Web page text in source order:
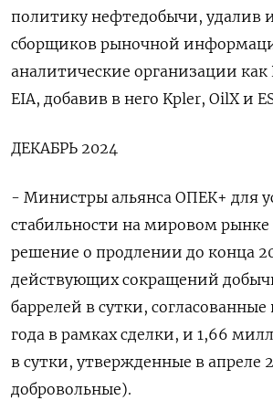
политику нефтедобычи, удалив
сборщиков рыночной
аналитические организации как
EIA, добавив в него Kpler, OilX и
ДЕКАБРЬ 2024
- Министры альянса ОПЕК+ для
стабильности на мировом
решение о продлении до конца
действующих сокращений
баррелей в сутки, согласованные
года в рамках сделки, и 1,66
в сутки, утвержденные в апреле
добровольные).